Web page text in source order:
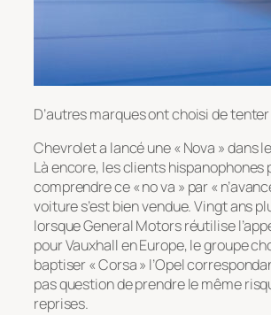
D’autres marques ont choisi de
Chevrolet a lancé une « Nova » dans
Là encore, les clients hispanophones
comprendre ce « no va » par «
voiture s’est bien vendue. Vingt ans
lorsque General Motors réutilise
pour Vauxhall en Europe, le groupe
baptiser « Corsa » l’Opel
pas question de prendre le même
reprises.